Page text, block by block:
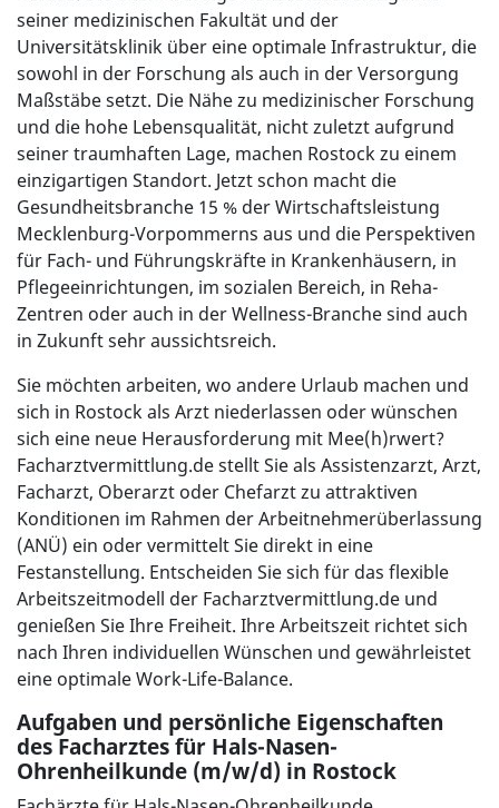
seiner medizinischen Fakultät und der
Universitätsklinik über eine optimale Infrastruktur, die
sowohl in der Forschung als auch in der Versorgung
Maßstäbe setzt. Die Nähe zu medizinischer Forschung
und die hohe Lebensqualität, nicht zuletzt aufgrund
seiner traumhaften Lage, machen Rostock zu einem
einzigartigen Standort. Jetzt schon macht die
Gesundheitsbranche 15 % der Wirtschaftsleistung
Mecklenburg-Vorpommerns aus und die Perspektiven
für Fach- und Führungskräfte in Krankenhäusern, in
Pflegeeinrichtungen, im sozialen Bereich, in Reha-
Zentren oder auch in der Wellness-Branche sind auch
in Zukunft sehr aussichtsreich.
Sie möchten arbeiten, wo andere Urlaub machen und
sich in Rostock als Arzt niederlassen oder wünschen
sich eine neue Herausforderung mit Mee(h)rwert?
Facharztvermittlung.de stellt Sie als Assistenzarzt, Arzt,
Facharzt, Oberarzt oder Chefarzt zu attraktiven
Konditionen im Rahmen der Arbeitnehmerüberlassung
(ANÜ) ein oder vermittelt Sie direkt in eine
Festanstellung. Entscheiden Sie sich für das flexible
Arbeitszeitmodell der Facharztvermittlung.de und
genießen Sie Ihre Freiheit. Ihre Arbeitszeit richtet sich
nach Ihren individuellen Wünschen und gewährleistet
eine optimale Work-Life-Balance.
Aufgaben und persönliche Eigenschaften
des Facharztes für Hals-Nasen-
Ohrenheilkunde (m/w/d) in Rostock